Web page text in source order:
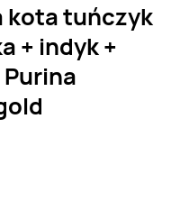
kota tuńczyk
+ indyk +